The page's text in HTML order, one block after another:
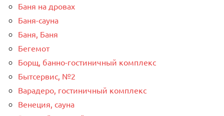
Баня на дровах
Баня-сауна
Баня, Баня
Бегемот
Борщ, банно-гостиничный комплекс
Бытсервис, №2
Варадеро, гостиничный комплекс
Венеция, сауна